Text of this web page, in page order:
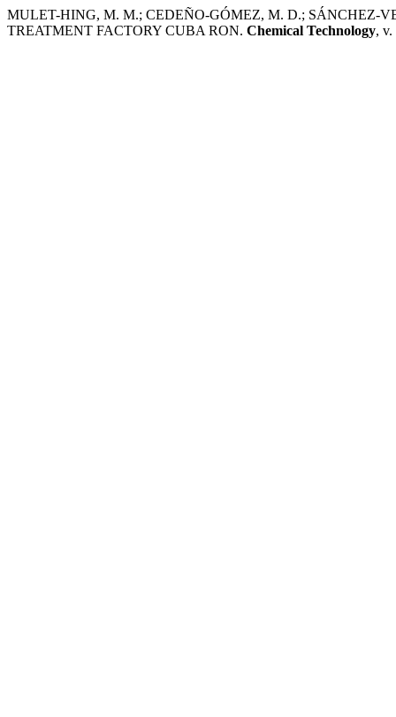
MULET-HING, M. M.; CEDEÑO-GÓMEZ, M. D.; SÁNCHEZ-
TREATMENT FACTORY CUBA RON. Chemical Technology, v.